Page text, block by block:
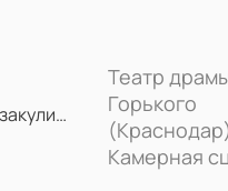
Откройте тайны закулисной жизни с постановкой «Горгоны» в Театре драмы им. Горького. Две актрисы, одна роль и многолетняя вражда – станьте свидетелем захватывающей игры амбиций и чувств на театральной сцене.
Театр
Горького
Камерная